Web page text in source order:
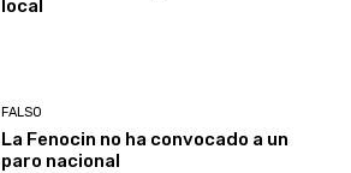
local
FALSO
La Fenocin no ha convocado a un
paro nacional